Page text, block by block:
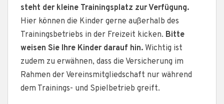
steht der kleine Trainingsplatz zur Verfügung.
Hier können die Kinder gerne außerhalb des
Trainingsbetriebs in der Freizeit kicken. Bitte
weisen Sie Ihre Kinder darauf hin. Wichtig ist
zudem zu erwähnen, dass die Versicherung im
Rahmen der Vereinsmitgliedschaft nur während
dem Trainings- und Spielbetrieb greift.